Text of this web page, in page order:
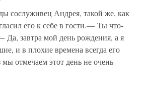
сослуживец Андрея, такой же, как
его к себе в гости.— Ты что-
Да, завтра мой день рождения, а я
и в плохие времена всегда его
мы отмечаем этот день не очень